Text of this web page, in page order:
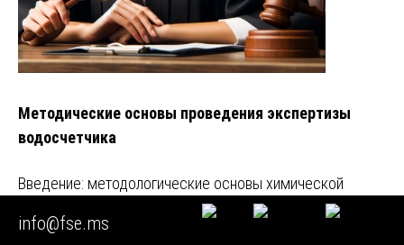
Методические основы проведения экспертизы
водосчетчика
Введение: методологические основы химической
экспертизы в системе сертификации БАД Уважаемые
производители, дистрибьютор…
info@fse.ms